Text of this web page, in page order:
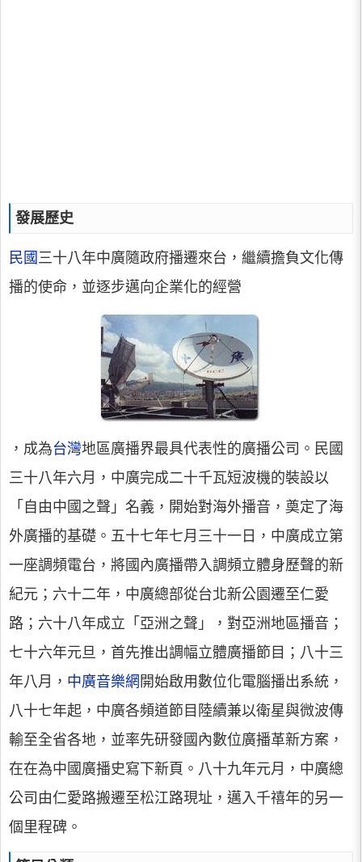
發展歷史
民國 三十八年中廣隨政府播遷來台，繼續擔負文化傳
播的使命，並逐步邁向企業化的經營
，成為台灣地區廣播界最具代表性的廣播公司。民國
三十八年六月，中廣完成二十千瓦短波機的裝設以
「自由中國之聲」名義，開始對海外播音，奠定了海
外廣播的基礎。五十七年七月三十一日，中廣成立第
一座調頻電台，將國內廣播帶入調頻立體身歷聲的新
紀元；六十二年，中廣總部從台北新公園遷至仁愛
路；六十八年成立「亞洲之聲」，對亞洲地區播音；
七十六年元旦，首先推出調幅立體廣播節目；八十三
年八月， 中廣音樂網 開始啟用數位化電腦播出系統，
八十七年起，中廣各頻道節目陸續兼以衛星與微波傳
輸至全省各地，並率先研發國內數位廣播革新方案，
在在為中國廣播史寫下新頁。八十九年元月，中廣總
公司由仁愛路搬遷至松江路現址，邁入千禧年的另一
個里程碑。